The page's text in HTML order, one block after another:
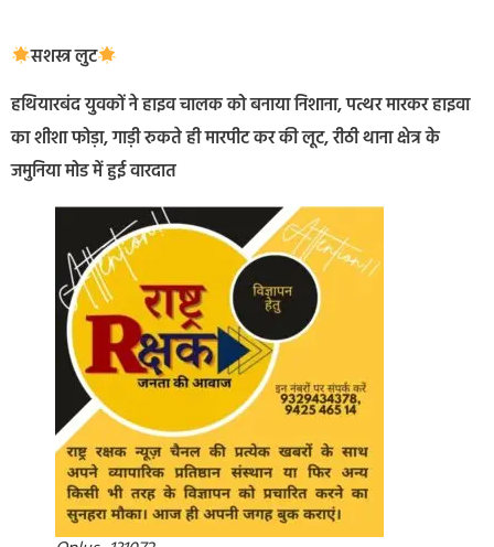
सशस्त्र लुट
हथियारबंद युवकों ने हाइव चालक को बनाया निशाना, पत्थर मारकर हाइवा
का शीशा फोड़ा, गाड़ी रुकते ही मारपीट कर की लूट, रीठी थाना क्षेत्र के
जमुनिया मोड में हुई वारदात